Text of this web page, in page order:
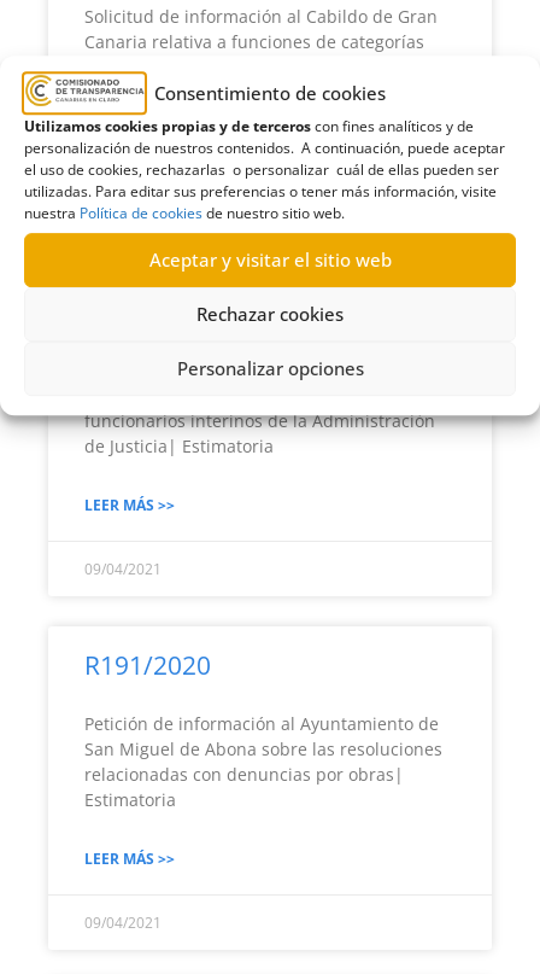
Consentimiento de cookies
Utilizamos cookies propias y de terceroscon fines analíticos y de
personalización de nuestros contenidos. A continuación, puede aceptar
el uso de cookies, rechazarlas o personalizar cuál de ellas pueden ser
utilizadas. Para editar sus preferencias o tener más información, visite
nuestra Política de cookiesde nuestro sitio web.
Aceptar y visitar el sitio web
Rechazar cookies
Personalizar opciones
Solicitud de información al Cabildo de Gran
Canaria relativa a funciones de categorías
profesionales que integran varios servicios|
Estimatoria
LEER MÁS >>
09/04/2021
R192/2020
Solicitud de información al Gobierno de
funcionarios interinos de la Administración
de Justicia| Estimatoria
LEER MÁS >>
09/04/2021
R191/2020
Petición de información al Ayuntamiento de
San Miguel de Abona sobre las resoluciones
relacionadas con denuncias por obras|
Estimatoria
LEER MÁS >>
09/04/2021